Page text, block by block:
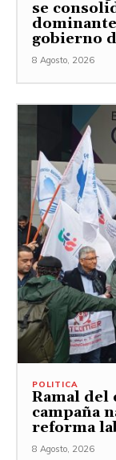
se
gobierno
8 Agosto, 2026
POLITICA
Ramal del
campaña
reforma
8 Agosto, 2026